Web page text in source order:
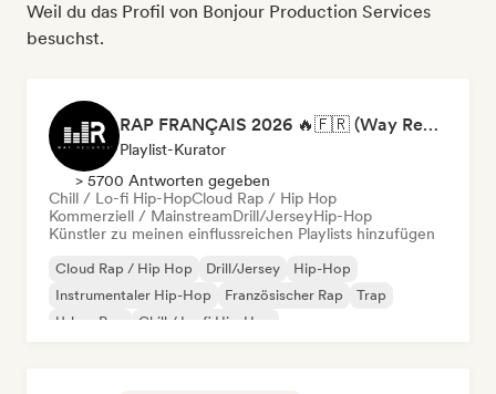
Weil du das Profil von Bonjour Production Services
besuchst.
RAP FRANÇAIS 2026 🔥🇫🇷 (Way Records)
Playlist-Kurator
> 5700 Antworten gegeben
Chill / Lo-fi Hip-HopCloud Rap / Hip Hop
Kommerziell / MainstreamDrill/JerseyHip-Hop
Künstler zu meinen einflussreichen Playlists hinzufügen
Cloud Rap / Hip Hop Drill/Jersey
Hip-Hop
Instrumentaler Hip-Hop
Französischer Rap
Trap
Urban Pop
Chill / Lo-fi Hip-Hop